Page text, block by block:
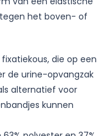
het boven- of
die op een
de urine-opvangzak
alternatief voor
kunnen